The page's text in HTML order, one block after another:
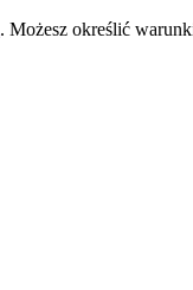
. Możesz określić